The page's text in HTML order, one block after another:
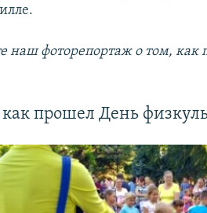
наш фоторепортаж о том, как
прошел День